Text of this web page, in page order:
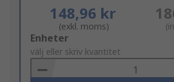
148,96 kr
(exkl. moms)
Add
to
Basket
Enheter
välj eller skriv kvantitet